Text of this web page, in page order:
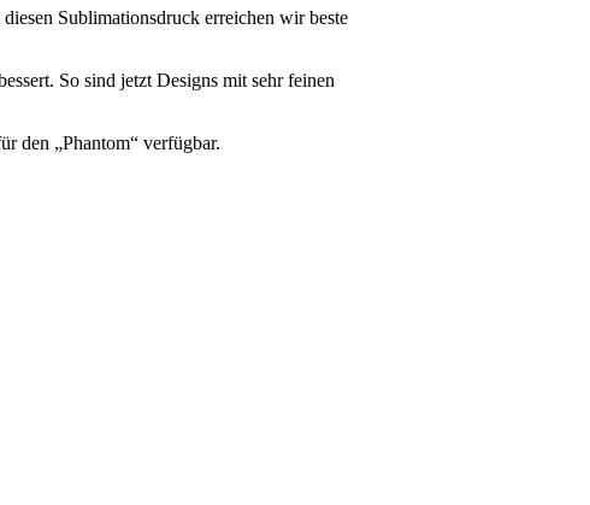
Sublimationsdruck erreichen wir beste
So sind jetzt Designs mit sehr feinen
den „Phantom“ verfügbar.